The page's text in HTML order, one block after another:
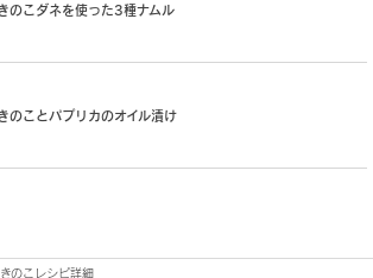
のこダネを使った3種ナムル
のことパプリカのオイル漬け
きのこレシピ詳細